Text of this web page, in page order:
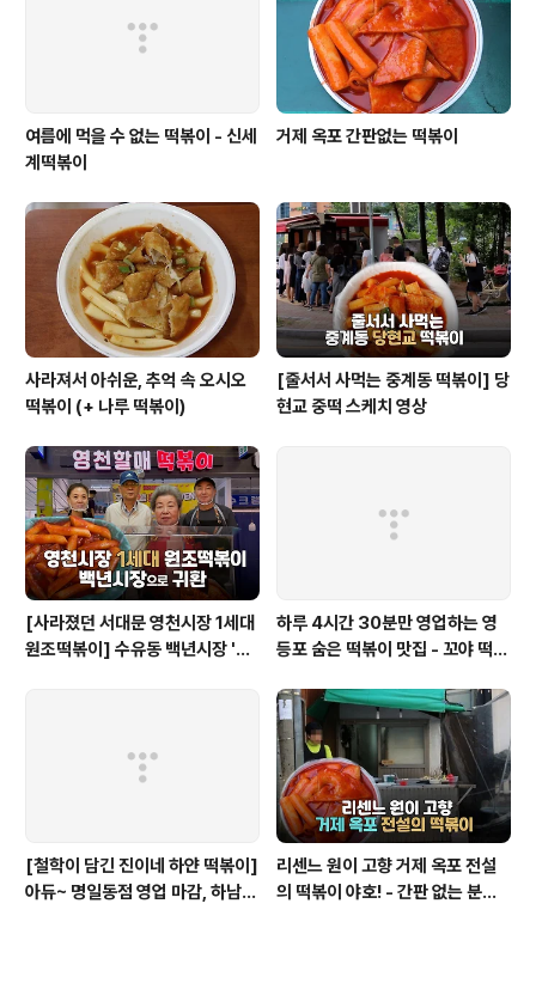
여름에 먹을 수 없는 떡볶이 - 신세
계떡볶이
거제 옥포 간판없는 떡볶이
사라져서 아쉬운, 추억 속 오시오
떡볶이 (+ 나루 떡볶이)
[줄서서 사먹는 중계동 떡볶이] 당
현교 중떡 스케치 영상
[사라졌던 서대문 영천시장 1세대
원조떡볶이] 수유동 백년시장 '영
하루 4시간 30분만 영업하는 영
등포 숨은 떡볶이 맛집 - 꼬야 떡볶
[철학이 담긴 진이네 하얀 떡볶이]
아듀~ 명일동점 영업 마감, 하남
리센느 원이 고향 거제 옥포 전설
의 떡볶이 야호! - 간판 없는 분식